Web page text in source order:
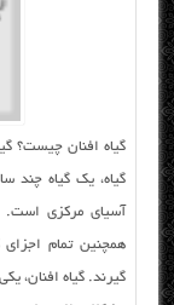
گیاه افنان چیست؟
گیاه، یک گیاه چند
آسیای مرکزی است.
همچنین تمام
گیرند. گیاه افنان،